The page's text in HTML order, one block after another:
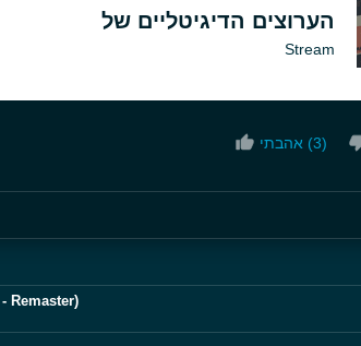
הערוצים הדיגיטליים של
Stream
אהבתי (3)
Remaster)